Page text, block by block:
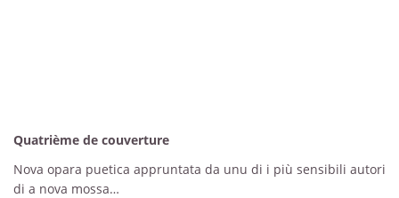
Quatrième de couverture
Nova opara puetica appruntata da unu di i più sensibili autori
di a nova mossa…